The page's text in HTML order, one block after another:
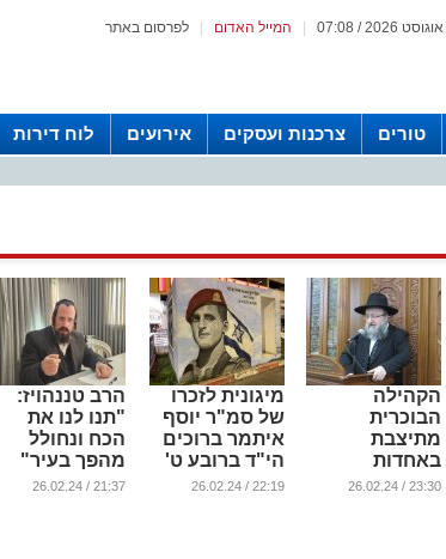
לפרסום באתר המייל האדום
טורים צרכנות ועסקים אירועים לוח דירות
הקהילה
הבוכרית
מתיצבת
באחדות
בתמיכה מלאה
23:30 / 26.02.24
מיגונית לזכרו
של סמ"ר יוסף
איתמר ברוכים
הי"ד ברובע ט'
באשדוד
22:19 / 26.02.24
הרב טננהויז:
"תנו לנו את
הכח ונחולל
מהפך בעיר"
...
21:37 / 26.02.24